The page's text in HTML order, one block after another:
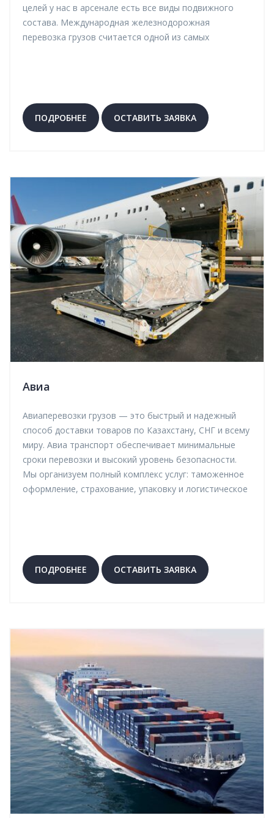
целей у нас в арсенале есть все виды подвижного
состава. Международная железнодорожная
перевозка грузов считается одной из самых
ПОДРОБНЕЕ
ОСТАВИТЬ ЗАЯВКА
Авиа
Авиаперевозки грузов — это быстрый и надежный
способ доставки товаров по Казахстану, СНГ и всему
миру. Авиа транспорт обеспечивает минимальные
сроки перевозки и высокий уровень безопасности.
Мы организуем полный комплекс услуг: таможенное
оформление, страхование, упаковку и логистическое
ПОДРОБНЕЕ
ОСТАВИТЬ ЗАЯВКА